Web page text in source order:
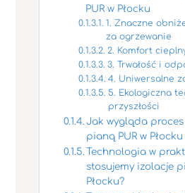
PUR w Płocku
1. Znaczne
za ogrzewanie
2. Komfort
3. Trwałość i
4. Uniwersalne
5. Ekologiczna
przyszłości
Jak wygląda
pianą PUR w
Technologia w
stosujemy izolacje
Płocku?